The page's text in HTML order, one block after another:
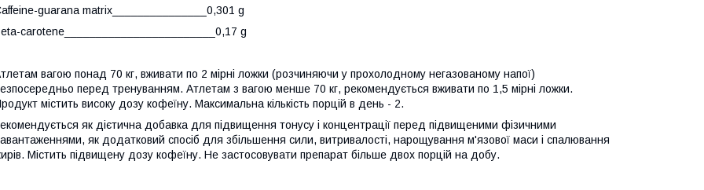
guarana matrix_______________0,301 g
carotene________________________0,17 g
вагою понад 70 кг, вживати по 2 мірні ложки (розчиняючи у прохолодному негазованому напої)
перед тренуванням. Атлетам з вагою менше 70 кг, рекомендується вживати по 1,5 мірні ложки.
містить високу дозу кофеїну. Максимальна кількість порцій в день - 2.
як дієтична добавка для підвищення тонусу і концентрації перед підвищеними фізичними
як додатковий спосіб для збільшення сили, витривалості, нарощування м'язової маси і спалювання
Містить підвищену дозу кофеїну. Не застосовувати препарат більше двох порцій на добу.